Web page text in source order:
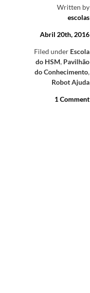
Written by
escolas
Abril 20th, 2016
Filed under Escola
do HSM, Pavilhão
do Conhecimento,
Robot Ajuda
1 Comment